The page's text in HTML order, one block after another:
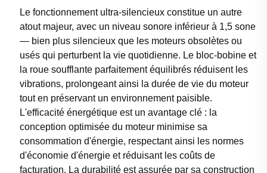
Le fonctionnement ultra-silencieux constitue un autre
atout majeur, avec un niveau sonore inférieur à 1,5 sone
— bien plus silencieux que les moteurs obsolètes ou
usés qui perturbent la vie quotidienne. Le bloc-bobine et
la roue soufflante parfaitement équilibrés réduisent les
vibrations, prolongeant ainsi la durée de vie du moteur
tout en préservant un environnement paisible.
L'efficacité énergétique est un avantage clé : la
conception optimisée du moteur minimise sa
consommation d'énergie, respectant ainsi les normes
d'économie d'énergie et réduisant les coûts de
facturation. La durabilité est assurée par sa construction